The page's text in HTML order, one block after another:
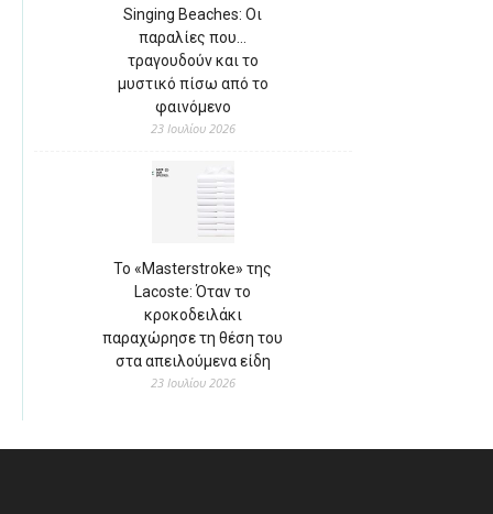
Singing Beaches: Οι
παραλίες που…
τραγουδούν και το
μυστικό πίσω από το
φαινόμενο
23 Ιουλίου 2026
Το «Masterstroke» της
Lacoste: Όταν το
κροκοδειλάκι
παραχώρησε τη θέση του
στα απειλούμενα είδη
23 Ιουλίου 2026